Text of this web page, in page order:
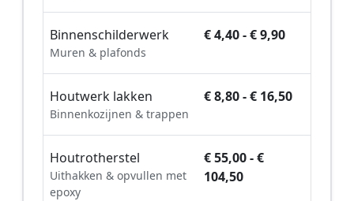
Binnenschilderwerk
Muren & plafonds
€ 4,40 - € 9,90
Houtwerk lakken
Binnenkozijnen & trappen
€ 8,80 - € 16,50
Houtrotherstel
Uithakken & opvullen met
epoxy
€ 55,00 - €
104,50